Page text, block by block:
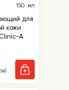
150 мл
для
кожи
A